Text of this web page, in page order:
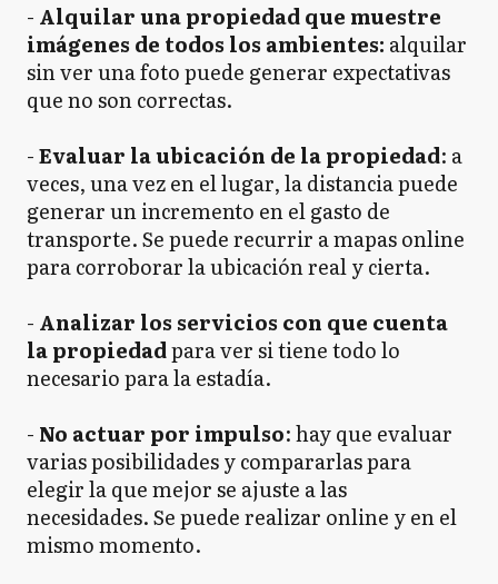
- Alquilar una propiedad que muestre
imágenes de todos los ambientes: alquilar
sin ver una foto puede generar expectativas
que no son correctas.
-Evaluar la ubicación de la propiedad: a
veces, una vez en el lugar, la distancia puede
generar un incremento en el gasto de
transporte. Se puede recurrir a mapas online
para corroborar la ubicación real y cierta.
- Analizar los servicios con que cuenta
la propiedadpara ver si tiene todo lo
necesario para la estadía.
- No actuar por impulso: hay que evaluar
varias posibilidades y compararlas para
elegir la que mejor se ajuste a las
necesidades. Se puede realizar online y en el
mismo momento.